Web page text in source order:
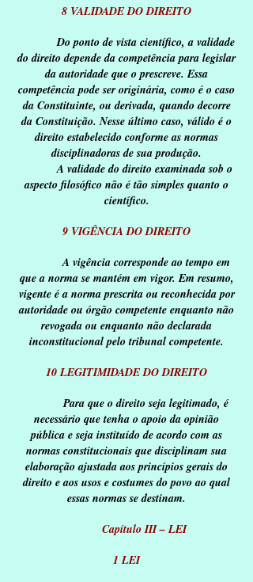
8 VALIDADE DO DIREITO
Do ponto de vista científico, a validade
do direito depende da competência para legislar
da autoridade que o prescreve. Essa
competência pode ser originária, como é o caso
da Constituinte, ou derivada, quando decorre
da Constituição. Nesse último caso, válido é o
direito estabelecido conforme as normas
disciplinadoras de sua produção.
A validade do direito examinada sob o
aspecto filosófico não é tão simples quanto o
científico.
9 VIGÊNCIA DO DIREITO
A vigência corresponde ao tempo em
que a norma se mantém em vigor. Em resumo,
vigente é a norma prescrita ou reconhecida por
autoridade ou órgão competente enquanto não
revogada ou enquanto não declarada
inconstitucional pelo tribunal competente.
10 LEGITIMIDADE DO DIREITO
Para que o direito seja legitimado, é
necessário que tenha o apoio da opinião
pública e seja instituído de acordo com as
normas constitucionais que disciplinam sua
elaboração ajustada aos princípios gerais do
direito e aos usos e costumes do povo ao qual
essas normas se destinam.
Capítulo III – LEI
1 LEI